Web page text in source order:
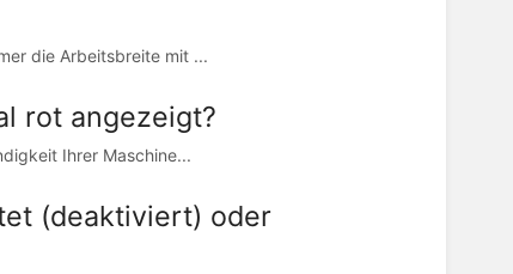
die Arbeitsbreite mit ...
rot angezeigt?
Ihrer Maschine...
(deaktiviert) oder